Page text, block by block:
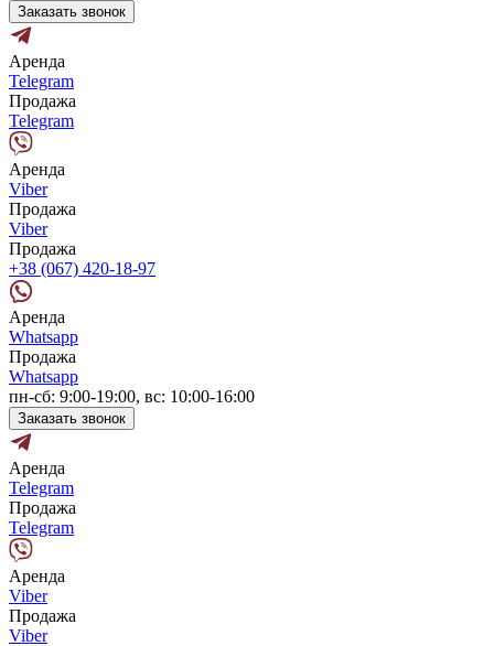
Заказать звонок
Аренда
Telegram
Продажа
Telegram
Аренда
Viber
Продажа
Viber
Продажа
+38 (067) 420-18-97
Аренда
Whatsapp
Продажа
Whatsapp
пн-сб: 9:00-19:00, вс: 10:00-16:00
Заказать звонок
Аренда
Telegram
Продажа
Telegram
Аренда
Viber
Продажа
Viber